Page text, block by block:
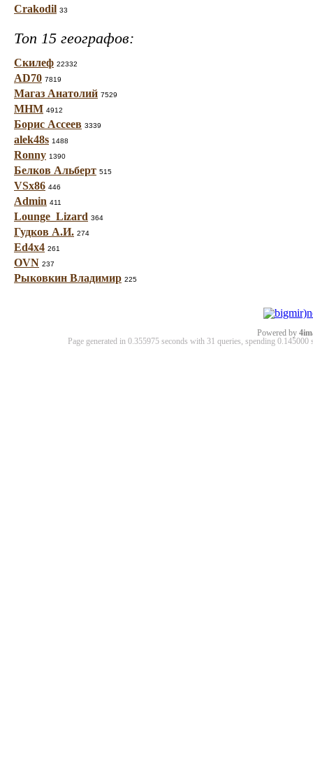
Crakodil 33
Топ 15 географов:
Скилеф 22332
AD70 7819
Магаз Анатолий 7529
МНМ 4912
Борис Ассеев 3339
alek48s 1488
Ronny 1390
Белков Альберт 515
VSx86 446
Admin 411
Lounge_Lizard 364
Гудков А.И. 274
Ed4x4 261
OVN 237
Рыковкин Владимир 225
Powered by
Page generated in 0.355975 seconds with 31 queries, spending